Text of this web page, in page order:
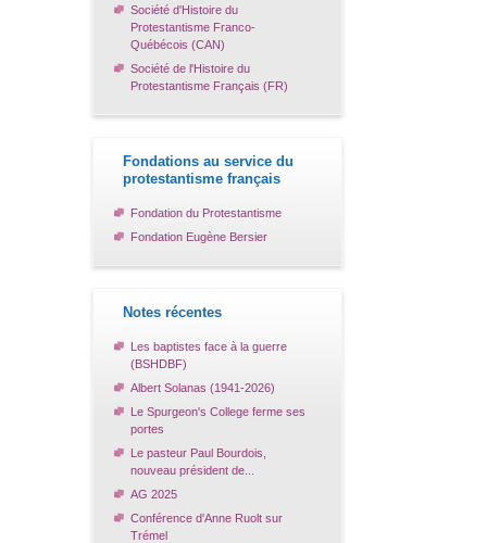
Société d'Histoire du
Protestantisme Franco-
Québécois (CAN)
Société de l'Histoire du
Protestantisme Français (FR)
Fondations au service du
protestantisme français
Fondation du Protestantisme
Fondation Eugène Bersier
Notes récentes
Les baptistes face à la guerre
(BSHDBF)
Albert Solanas (1941-2026)
Le Spurgeon's College ferme ses
portes
Le pasteur Paul Bourdois,
nouveau président de...
AG 2025
Conférence d'Anne Ruolt sur
Trémel